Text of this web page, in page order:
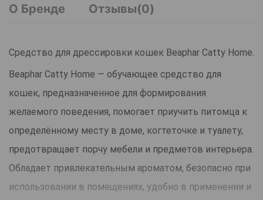
О Бренде
Отзывы(0)
Средство для дрессировки кошек Beaphar Catty Home.
Beaphar Catty Home — обучающее средство для
кошек, предназначенное для формирования
желаемого поведения, помогает приучить питомца к
определённому месту в доме, когтеточке и туалету,
предотвращает порчу мебели и предметов интерьера.
Обладает привлекательным ароматом, безопасно при
использовании в помещениях, удобно в применении и